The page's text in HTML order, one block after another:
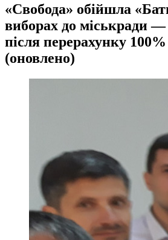
«Свобода» обійшла
виборах до міськради —
після перерахунку
(оновлено)